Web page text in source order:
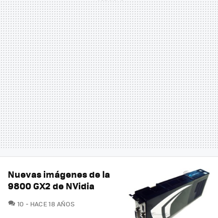
Nuevas imágenes de la
9800 GX2 de NVidia
10 COMENTARIOS
HACE 18 AÑOS